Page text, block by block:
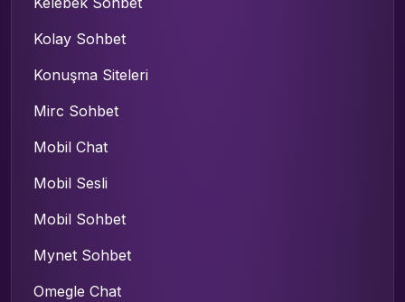
Kolay Sohbet
Konuşma Siteleri
Mirc Sohbet
Mobil Chat
Mobil Sesli
Mobil Sohbet
Mynet Sohbet
Omegle Chat